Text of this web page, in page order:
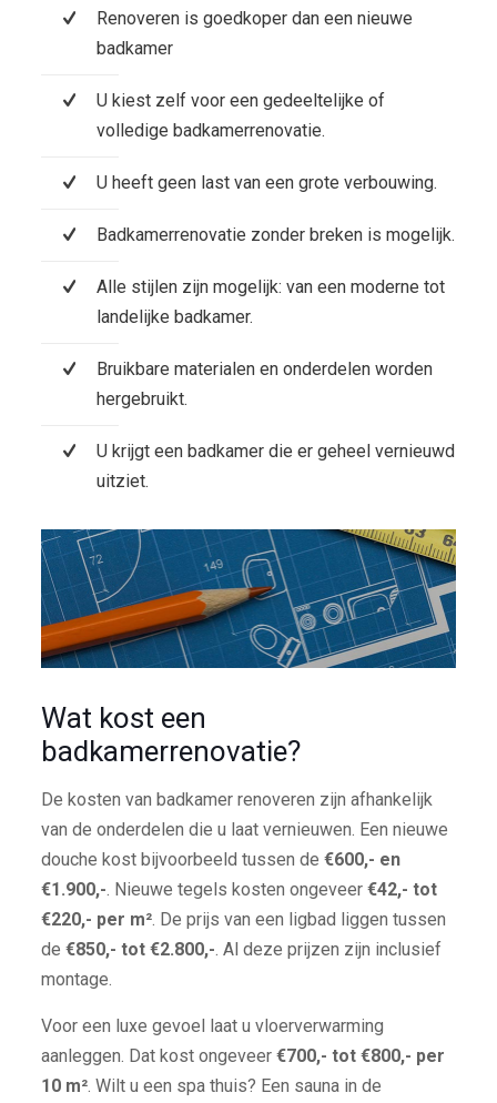
Renoveren is goedkoper dan een nieuwe
badkamer
U kiest zelf voor een gedeeltelijke of
volledige badkamerrenovatie.
U heeft geen last van een grote verbouwing.
Badkamerrenovatie zonder breken is mogelijk.
Alle stijlen zijn mogelijk: van een moderne tot
landelijke badkamer.
Bruikbare materialen en onderdelen worden
hergebruikt.
U krijgt een badkamer die er geheel vernieuwd
uitziet.
Wat kost een
badkamerrenovatie?
De kosten van badkamer renoveren zijn afhankelijk
van de onderdelen die u laat vernieuwen. Een nieuwe
douche kost bijvoorbeeld tussen de €600,- en
€1.900,-. Nieuwe tegels kosten ongeveer €42,- tot
€220,- per m². De prijs van een ligbad liggen tussen
de €850,- tot €2.800,-. Al deze prijzen zijn inclusief
montage.
Voor een luxe gevoel laat u vloerverwarming
aanleggen. Dat kost ongeveer €700,- tot €800,- per
10 m². Wilt u een spa thuis? Een sauna in de